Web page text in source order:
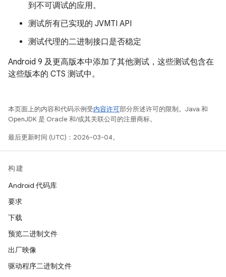
到不可调试的应用。
测试所有已实现的 JVMTI API
测试代理的二进制接口是否稳定
Android 9 及更高版本中添加了其他测试，这些测试包含在
这些版本的 CTS 测试中。
本页面上的内容和代码示例受内容许可部分所述许可的限制。Java 和
OpenJDK 是 Oracle 和/或其关联公司的注册商标。
最后更新时间 (UTC)：2026-03-04。
构建
Android 代码库
要求
下载
预览二进制文件
出厂映像
驱动程序二进制文件